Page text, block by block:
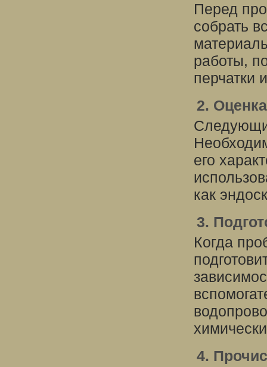
Перед
собрать
работы,
перчатки
2.
его
как
3.
Когда
4.